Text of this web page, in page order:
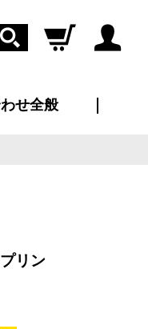
ログイン
せ全般
リン